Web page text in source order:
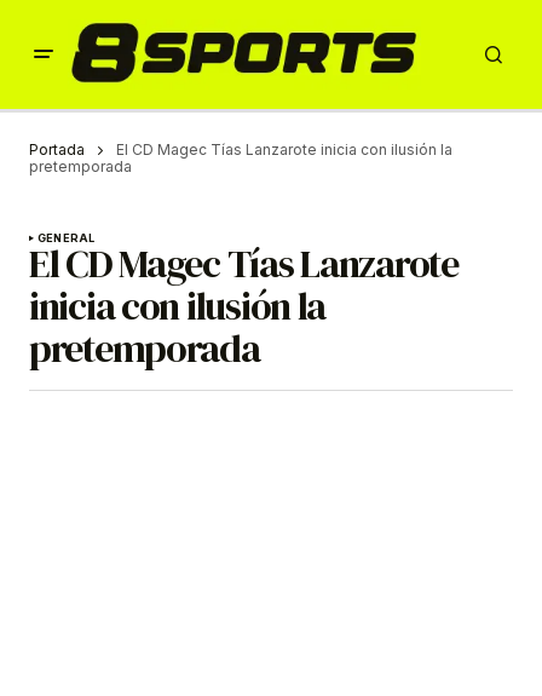
Portada
El CD Magec Tías Lanzarote inicia con ilusión la
pretemporada
GENERAL
El CD Magec Tías Lanzarote
inicia con ilusión la
pretemporada